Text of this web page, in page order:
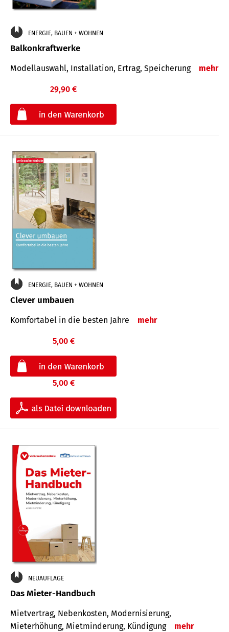
ENERGIE, BAUEN + WOHNEN
Balkonkraftwerke
Modellauswahl, Installation, Ertrag, Speicherung mehr
29,90 €
ENERGIE, BAUEN + WOHNEN
Clever umbauen
Komfortabel in die besten Jahre mehr
5,00 €
5,00 €
NEUAUFLAGE
Das Mieter-Handbuch
Mietvertrag, Nebenkosten, Modernisierung,
Mieterhöhung, Mietminderung, Kündigung
mehr